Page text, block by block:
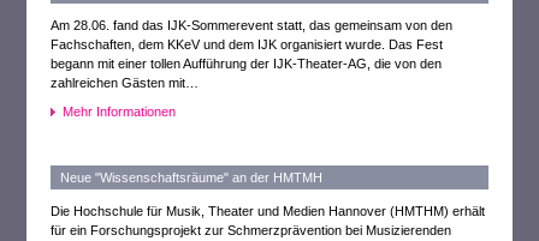
Am 28.06. fand das IJK-Sommerevent statt, das gemeinsam von den
Fachschaften, dem KKeV und dem IJK organisiert wurde. Das Fest
begann mit einer tollen Aufführung der IJK-Theater-AG, die von den
zahlreichen Gästen mit…
Mehr Informationen
Neue "Wissenschaftsräume" an der HMTMH
Die Hochschule für Musik, Theater und Medien Hannover (HMTHM) erhält
für ein Forschungsprojekt zur Schmerzprävention bei Musizierenden